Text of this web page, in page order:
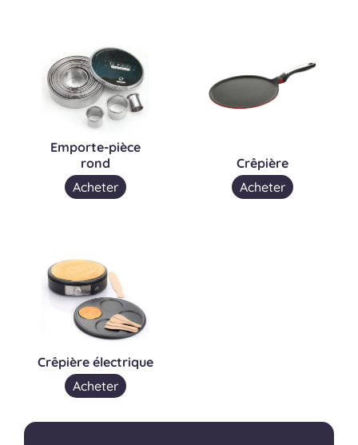
Emporte-pièce
rond
Acheter
Crêpière
Acheter
Crêpière électrique
Acheter